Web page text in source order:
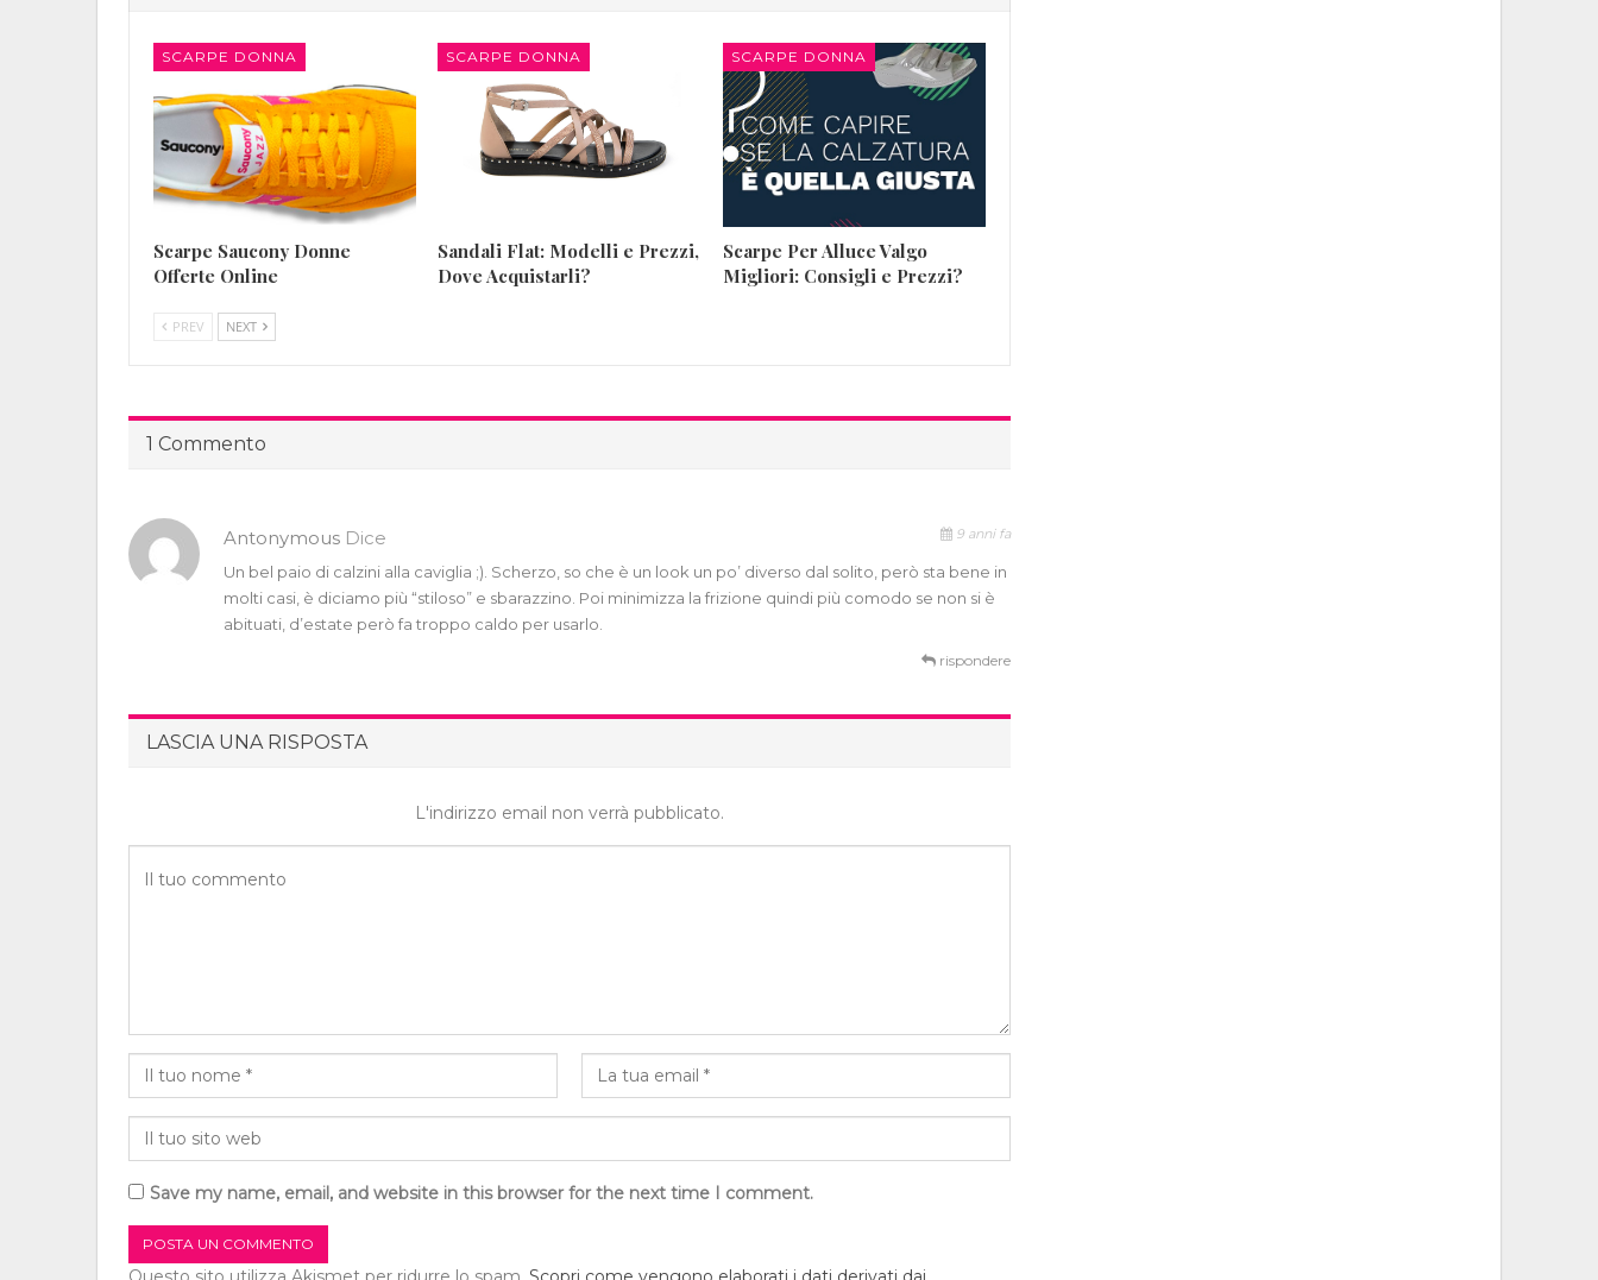
SCARPE DONNA
Scarpe Saucony Donne
Offerte Online
SCARPE DONNA
Sandali Flat: Modelli e Prezzi,
Dove Acquistarli?
SCARPE DONNA
Scarpe Per Alluce Valgo
Migliori: Consigli e Prezzi?
PREV NEXT
1 Commento
Antonymous Dice 9 anni fa
Un bel paio di calzini alla caviglia ;). Scherzo, so che è un look un po’ diverso dal solito, però sta bene in
molti casi, è diciamo più “stiloso” e sbarazzino. Poi minimizza la frizione quindi più comodo se non si è
abituati, d’estate però fa troppo caldo per usarlo.
rispondere
LASCIA UNA RISPOSTA
L'indirizzo email non verrà pubblicato.
Save my name, email, and website in this browser for the next time I comment.